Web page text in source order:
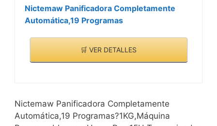
Nictemaw Panificadora Completamente
Automática,19 Programas
🛒 VER DETALLES
Nictemaw Panificadora Completamente
Automática,19 Programas?1KG,Máquina